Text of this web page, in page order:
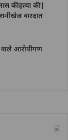
की हत्या की |
वारदात
वाले आरोपीगण